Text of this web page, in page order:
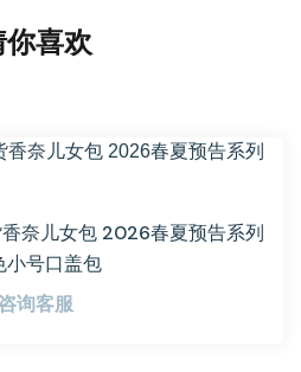
你喜欢
奈儿女包 2026春夏预告系列
小号口盖包
咨询客服